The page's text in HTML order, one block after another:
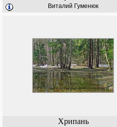
Виталий Гуменюк
Хрипань